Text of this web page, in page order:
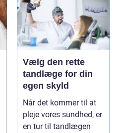
Vælg den rette
tandlæge for din
egen skyld
Når det kommer til at
pleje vores sundhed, er
en tur til tandlægen